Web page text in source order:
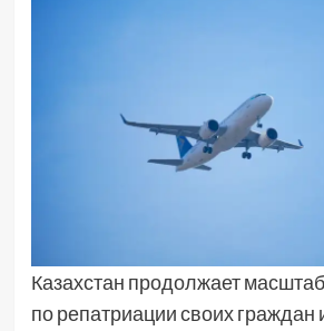
Казахстан продолжает
по репатриации своих граждан